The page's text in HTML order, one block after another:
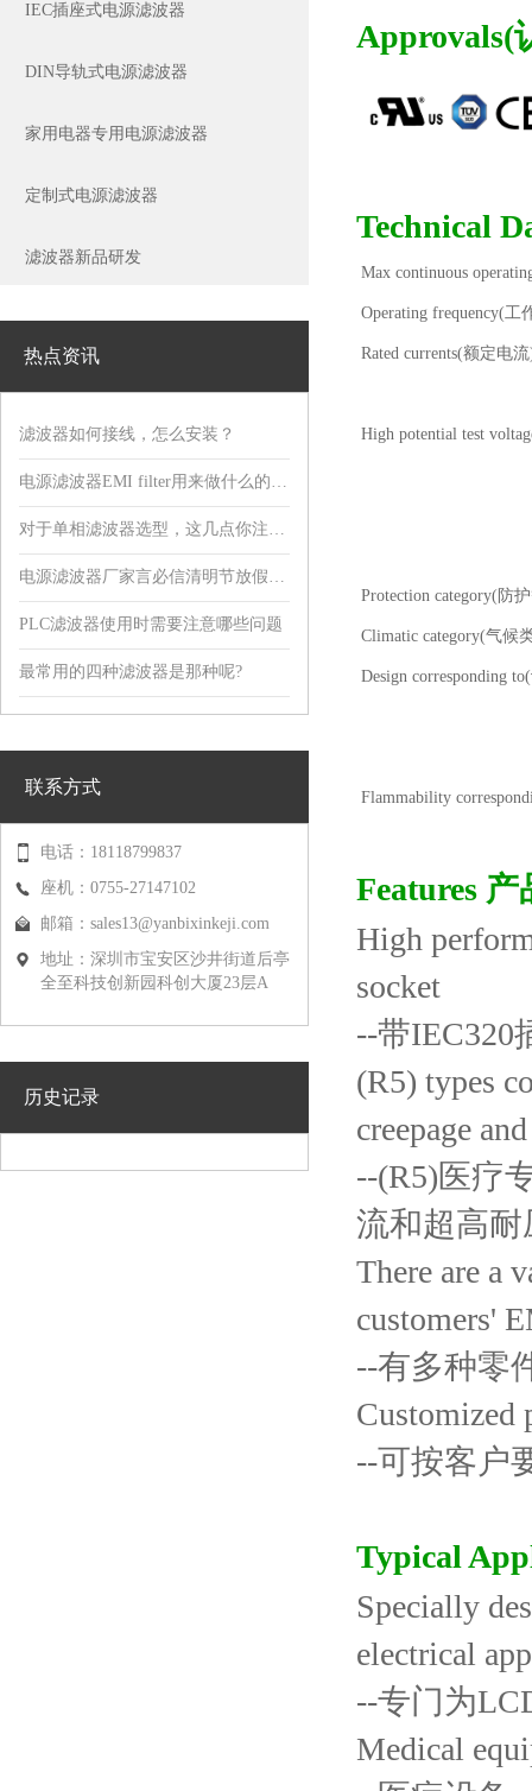
IEC插座式电源滤波器
DIN导轨式电源滤波器
家用电器专用电源滤波器
定制式电源滤波器
滤波器新品研发
热点资讯
滤波器如何接线，怎么安装？
电源滤波器EMI filter用来做什么的，有什么用?
对于单相滤波器选型，这几点你注意到了吗?
电源滤波器厂家言必信清明节放假通知！
PLC滤波器使用时需要注意哪些问题
最常用的四种滤波器是那种呢?
联系方式
电话：18118799837
座机：0755-27147102
邮箱： sales13@yanbixinkeji.com
地址：深圳市宝安区沙井街道后亭
全至科技创新园科创大厦23层A
历史记录
Approvals(
Technical
Max continuous
Operating frequency(工
Rated currents(额定电
High potential test
Protection category(防
Climatic category(气候
Design corresponding
Flammability
Features 产
High
socket
--带IEC320
(R5) types
creepage
--(R5)医疗
流和超高
There are a
customers'
--有多种零
Customized
--可按客户
Typical
Specially
electrical
--专门为
Medical